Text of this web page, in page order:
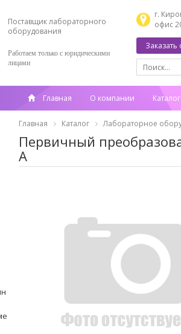
Поставщик лабораторного
оборудования
Работаем только с юридическими
лицами
г.
офис
Главная О компании
Главная Каталог Лабораторное
Первичный
А